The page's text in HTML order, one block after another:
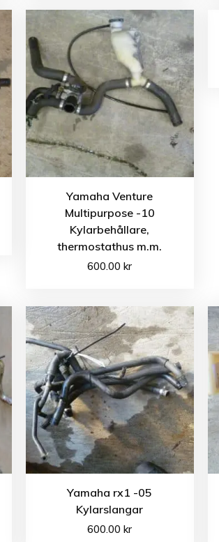
Yamaha Venture
Multipurpose -10
Kylarbehållare,
thermostathus m.m.
600.00kr
Yamaha rx1 -05
Kylarslangar
600.00kr